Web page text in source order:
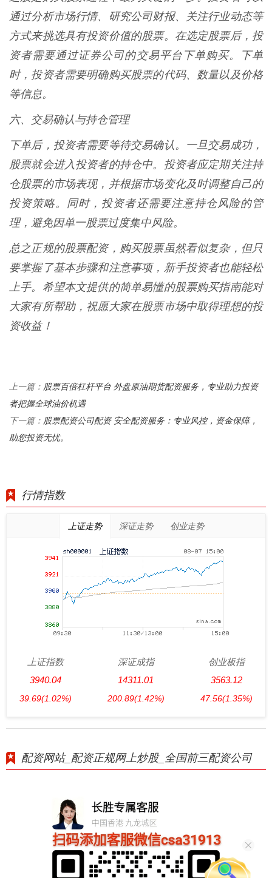
通过分析市场行情、研究公司财报、关注行业动态等
方式来挑选具有投资价值的股票。在选定股票后，投
资者需要通过证券公司的交易平台下单购买。下单
时，投资者需要明确购买股票的代码、数量以及价格
等信息。
六、交易确认与持仓管理
下单后，投资者需要等待交易确认。一旦交易成功，
股票就会进入投资者的持仓中。投资者应定期关注持
仓股票的市场表现，并根据市场变化及时调整自己的
投资策略。同时，投资者还需要注意持仓风险的管
理，避免因单一股票过度集中风险。
总之正规的股票配资，购买股票虽然看似复杂，但只
要掌握了基本步骤和注意事项，新手投资者也能轻松
上手。希望本文提供的简单易懂的股票购买指南能对
大家有所帮助，祝愿大家在股票市场中取得理想的投
资收益！
上一篇： 股票百倍杠杆平台 外盘原油期货配资服务，专业助力投资
者把握全球油价机遇
下一篇： 股票配资公司配资 安全配资服务：专业风控，资金保障，
助您投资无忧。
行情指数
上证走势 深证走势 创业走势
上证指数
3940.04
39.69(1.02%)
深证成指
14311.01
200.89(1.42%)
创业板指
3563.12
47.56(1.35%)
配资网站_配资正规网上炒股_全国前三配资公司